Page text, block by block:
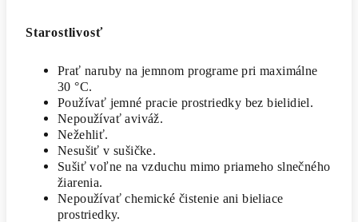
Starostlivosť
Prať naruby na jemnom programe pri maximálne
30 °C.
Používať jemné pracie prostriedky bez bielidiel.
Nepoužívať aviváž.
Nežehliť.
Nesušiť v sušičke.
Sušiť voľne na vzduchu mimo priameho slnečného
žiarenia.
Nepoužívať chemické čistenie ani bieliace
prostriedky.